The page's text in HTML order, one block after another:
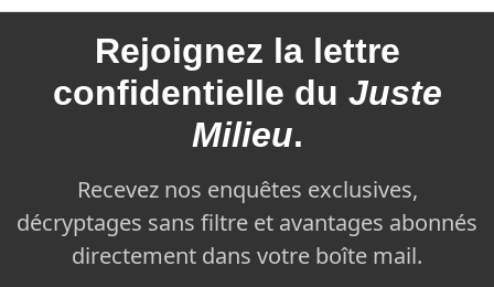
Rejoignez la lettre
confidentielle du Juste
Milieu.
Recevez nos enquêtes exclusives,
décryptages sans filtre et avantages abonnés
directement dans votre boîte mail.